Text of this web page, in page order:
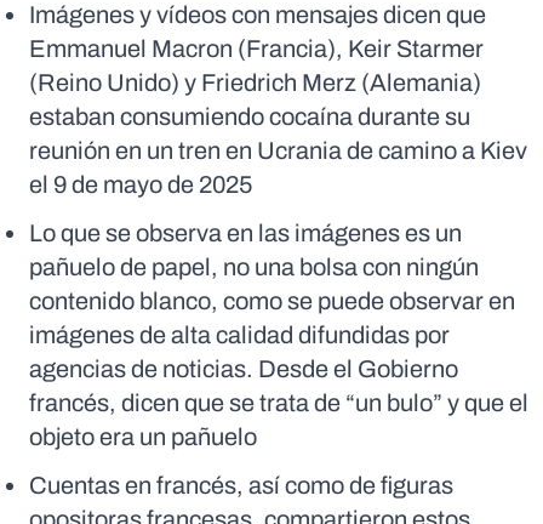
Imágenes y vídeos con mensajes dicen que
Emmanuel Macron (Francia), Keir Starmer
(Reino Unido) y Friedrich Merz (Alemania)
estaban consumiendo cocaína durante su
reunión en un tren en Ucrania de camino a Kiev
el 9 de mayo de 2025
Lo que se observa en las imágenes es un
pañuelo de papel, no una bolsa con ningún
contenido blanco, como se puede observar en
imágenes de alta calidad difundidas por
agencias de noticias. Desde el Gobierno
francés, dicen que se trata de “un bulo” y que el
objeto era un pañuelo
Cuentas en francés, así como de figuras